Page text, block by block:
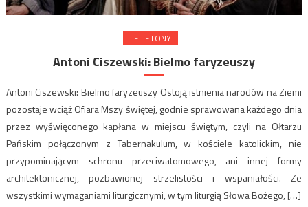
FELIETONY
Antoni Ciszewski: Bielmo faryzeuszy
Antoni Ciszewski: Bielmo faryzeuszy Ostoją istnienia narodów na Ziemi
pozostaje wciąż Ofiara Mszy świętej, godnie sprawowana każdego dnia
przez wyświęconego kapłana w miejscu świętym, czyli na Ołtarzu
Pańskim połączonym z Tabernakulum, w kościele katolickim, nie
przypominającym schronu przeciwatomowego, ani innej formy
architektonicznej, pozbawionej strzelistości i wspaniałości. Ze
wszystkimi wymaganiami liturgicznymi, w tym liturgią Słowa Bożego, […]